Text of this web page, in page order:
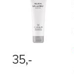
35,-